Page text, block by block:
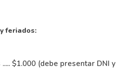
feriados:
$1.000 (debe presentar DNI y